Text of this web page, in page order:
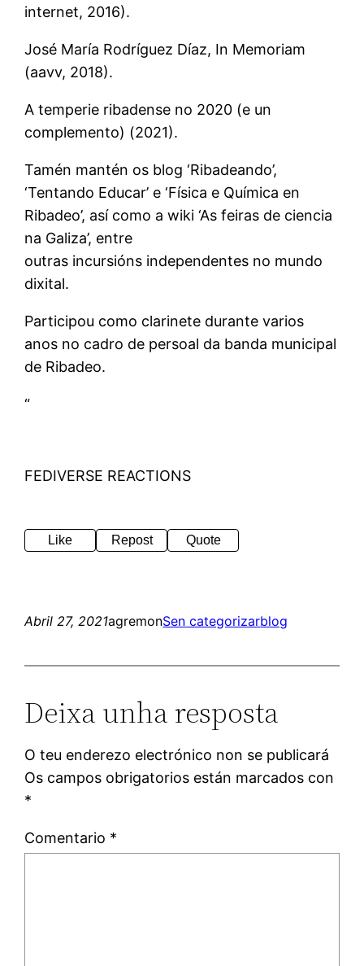
internet, 2016).
José María Rodríguez Díaz, In Memoriam
(aavv, 2018).
A temperie ribadense no 2020 (e un
complemento) (2021).
Tamén mantén os blog ‘Ribadeando’,
‘Tentando Educar’ e ‘Física e Química en
Ribadeo’, así como a wiki ‘As feiras de ciencia
na Galiza’, entre
outras incursións independentes no mundo
dixital.
Participou como clarinete durante varios
anos no cadro de persoal da banda municipal
de Ribadeo.
“
FEDIVERSE REACTIONS
Like Repost Quote
Abril 27, 2021agremonSen categorizarblog
Deixa unha resposta
O teu enderezo electrónico non se publicará
Os campos obrigatorios están marcados con
*
Comentario *